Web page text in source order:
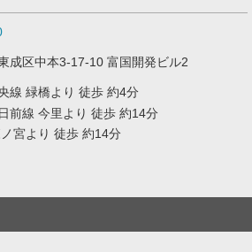
成区中本3-17-10 富国開発ビル2
線 緑橋より 徒歩 約4分
前線 今里より 徒歩 約14分
宮より 徒歩 約14分